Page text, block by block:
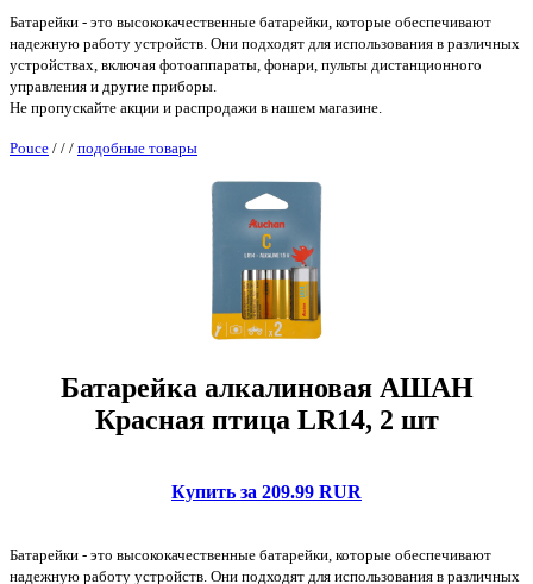
Батарейки - это высококачественные батарейки, которые обеспечивают
надежную работу устройств. Они подходят для использования в различных
устройствах, включая фотоаппараты, фонари, пульты дистанционного
управления и другие приборы.
Не пропускайте акции и распродажи в нашем магазине.
Pouce / / / подобные товары
Батарейка алкалиновая АШАН
Красная птица LR14, 2 шт
Купить за 209.99 RUR
Батарейки - это высококачественные батарейки, которые обеспечивают
надежную работу устройств. Они подходят для использования в различных